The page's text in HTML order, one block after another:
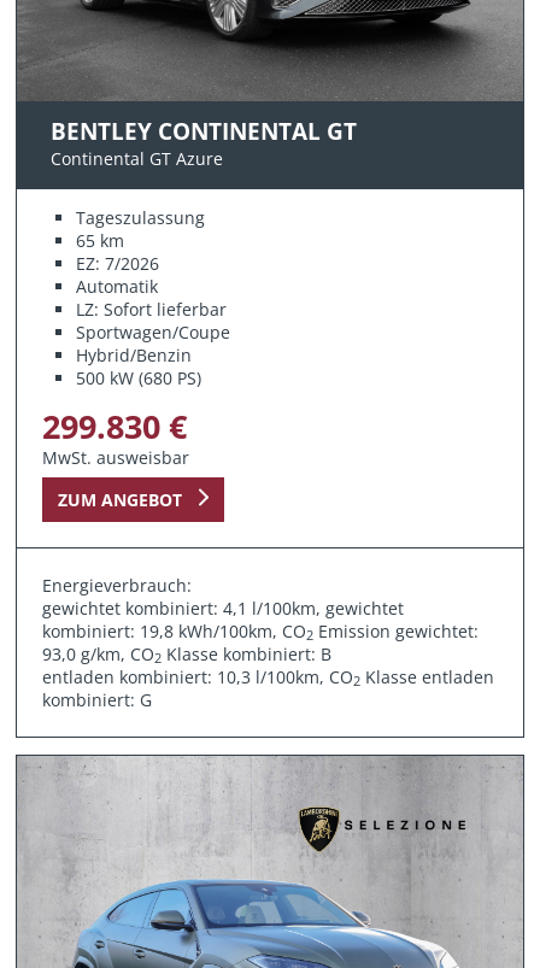
BENTLEY CONTINENTAL GT
Continental GT Azure
Tageszulassung
65 km
EZ: 7/2026
Automatik
LZ: Sofort lieferbar
Sportwagen/Coupe
Hybrid/Benzin
500 kW (680 PS)
299.830 €
MwSt. ausweisbar
ZUM ANGEBOT
Energieverbrauch:
gewichtet kombiniert: 4,1 l/100km, gewichtet
kombiniert: 19,8 kWh/100km, CO2 Emission gewichtet:
93,0 g/km, CO2 Klasse kombiniert: B
entladen kombiniert: 10,3 l/100km, CO2 Klasse entladen
kombiniert: G